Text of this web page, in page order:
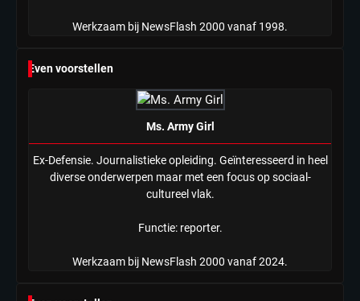
Werkzaam bij NewsFlash 2000 vanaf 1998.
Even voorstellen
Ms. Army Girl
Ex-Defensie. Journalistieke opleiding. Geïnteresseerd in heel
diverse onderwerpen maar met een focus op sociaal-
cultureel vlak.
Functie: reporter.
Werkzaam bij NewsFlash 2000 vanaf 2024.